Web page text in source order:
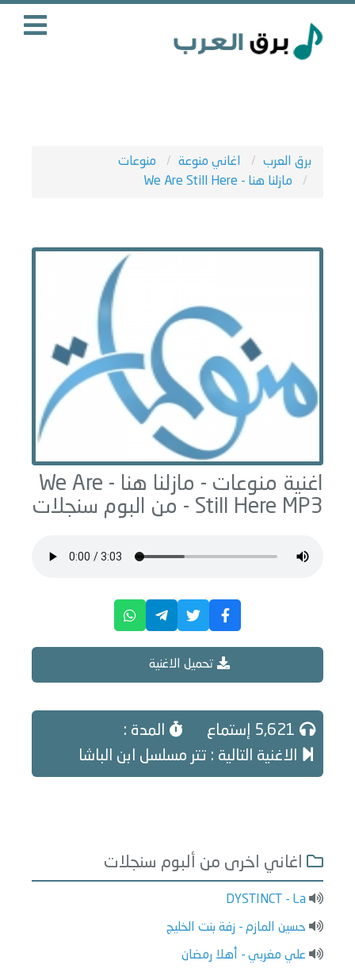
برق العرب اغاني منوعة
منوعات
مازلنا هنا - We Are Still Here
اغنية منوعات -
مازلنا هنا - We Are
Still Here MP3 - من البوم سنجلات
تحميل الاغنية
المدة :
الاغنية التالية : تتر مسلسل ابن الباشا
اغاني اخرى من ألبوم سنجلات
DYSTINCT - La
حسين المازم - زفة بنت الخليج
علي مغربي - أهلا رمضان